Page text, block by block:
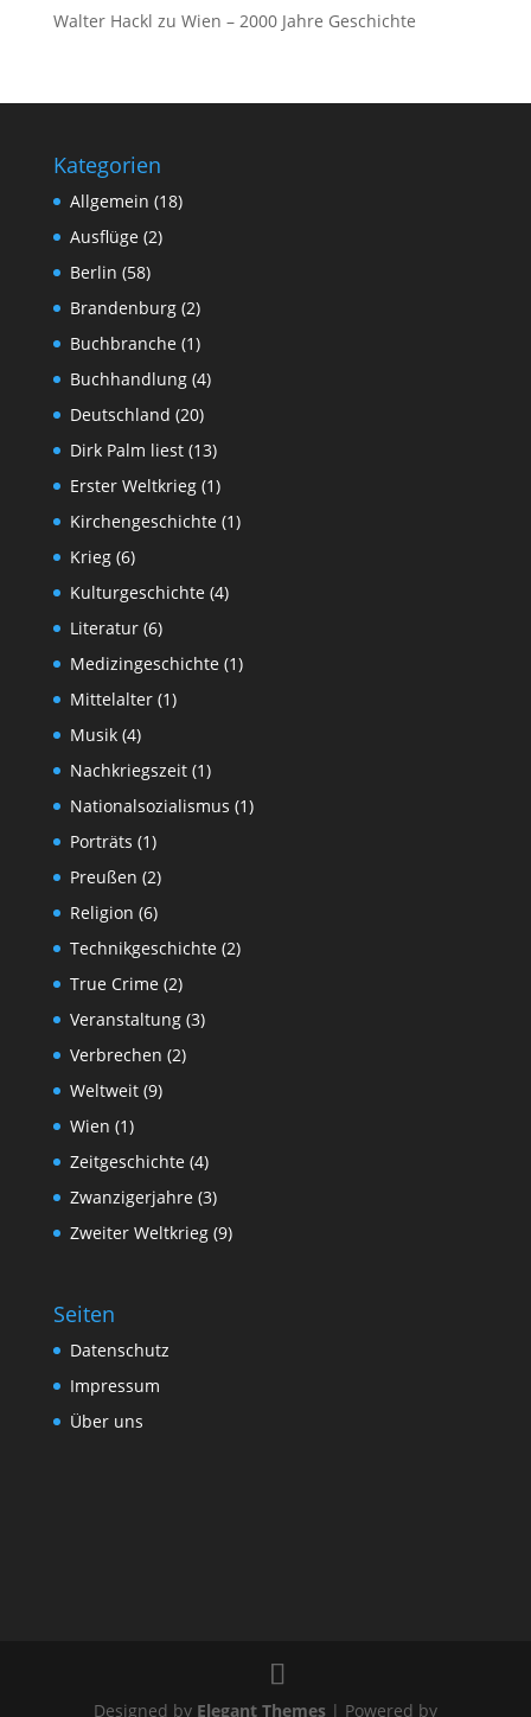
Walter Hackl zu Wien – 2000 Jahre Geschichte
Kategorien
Allgemein (18)
Ausflüge(2)
Berlin (58)
Brandenburg(2)
Buchbranche(1)
Buchhandlung(4)
Deutschland (20)
Dirk Palm liest(13)
Erster Weltkrieg(1)
Kirchengeschichte(1)
Krieg(6)
Kulturgeschichte(4)
Literatur(6)
Medizingeschichte(1)
Mittelalter(1)
Musik(4)
Nachkriegszeit(1)
Nationalsozialismus (1)
Porträts (1)
Preußen (2)
Religion (6)
Technikgeschichte(2)
True Crime(2)
Veranstaltung(3)
Verbrechen (2)
Weltweit(9)
Wien (1)
Zeitgeschichte(4)
Zwanzigerjahre(3)
Zweiter Weltkrieg(9)
Seiten
Datenschutz
Impressum
Über uns
Designed by Elegant Themes| Powered by